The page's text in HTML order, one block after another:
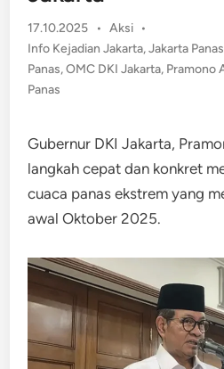
17.10.2025 • Posted
in
Aksi •
Info Kejadian Jakarta,Jakarta
Panas,OMC DKI Jakarta, Pramono
Panas
Gubernur DKI Jakarta,
langkah cepat dan konkret
cuaca panas ekstrem yang
awal Oktober 2025.